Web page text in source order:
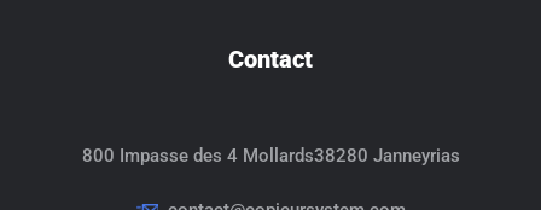
Contact
800 Impasse des 4 Mollards38280 Janneyrias